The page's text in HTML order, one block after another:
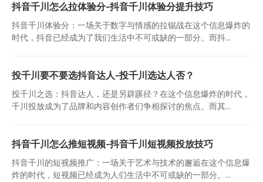
抖音千川怎么拉体验分-抖音千川体验分提升技巧
抖音千川体验分：一场关于数字与情感的拉锯战在这个信息爆炸的
时代，抖音已经成为了我们生活中不可或缺的一部分。而抖...
投千川要不要选抖音达人-投千川选达人否？
投千川之选：抖音达人，还是另辟蹊径？在这个信息爆炸的时代，
千川投放成为了品牌和内容创作者们争相探讨的焦点。而其...
抖音千川怎么推短视频-抖音千川短视频投放技巧
抖音千川的短视频推广：一场关于艺术与技术的邂逅在这个信息爆
炸的时代，短视频已经成为人们生活中不可或缺的一部分。...